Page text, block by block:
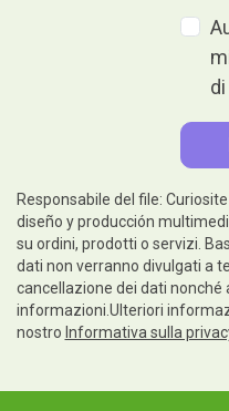
Responsabile del file:
diseño y producción
su ordini, prodotti o servizi.
dati non verranno divulgati a
cancellazione dei dati
informazioni.Ulteriori
nostro Informativa sulla